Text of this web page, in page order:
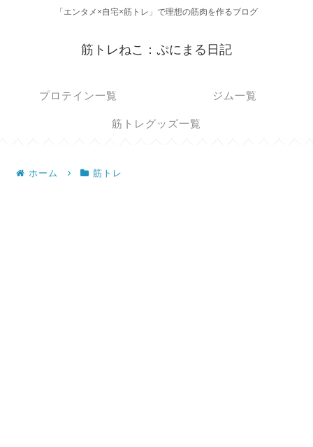
「エンタメ×自宅×筋トレ」で理想の筋肉を作るブログ
筋トレねこ：ぷにまる日記
プロテイン一覧 ジム一覧
筋トレグッズ一覧
ホーム 筋トレ